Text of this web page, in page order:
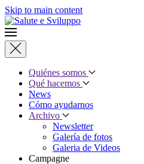
Skip to main content
Quiénes somos
Qué hacemos
News
Cómo ayudarnos
Archivo
Newsletter
Galería de fotos
Galeria de Videos
Campagne